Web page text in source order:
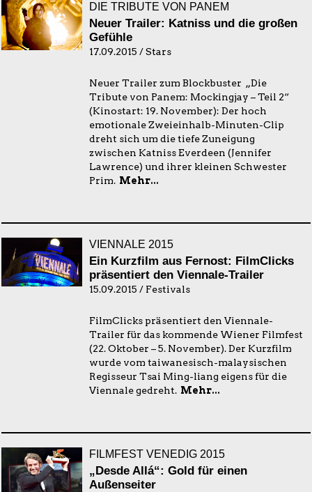
DIE TRIBUTE VON PANEM
Neuer Trailer: Katniss und die großen
Gefühle
17.09.2015 / Stars
Neuer Trailer zum Blockbuster „Die
Tribute von Panem: Mockingjay – Teil 2“
(Kinostart: 19. November): Der hoch
emotionale Zweieinhalb-Minuten-Clip
dreht sich um die tiefe Zuneigung
zwischen Katniss Everdeen (Jennifer
Lawrence) und ihrer kleinen Schwester
Prim. Mehr...
VIENNALE 2015
Ein Kurzfilm aus Fernost: FilmClicks
präsentiert den Viennale-Trailer
15.09.2015 / Festivals
FilmClicks präsentiert den Viennale-
Trailer für das kommende Wiener Filmfest
(22. Oktober – 5. November). Der Kurzfilm
wurde vom taiwanesisch-malaysischen
Regisseur Tsai Ming-liang eigens für die
Viennale gedreht. Mehr...
FILMFEST VENEDIG 2015
„Desde Allá“: Gold für einen
Außenseiter